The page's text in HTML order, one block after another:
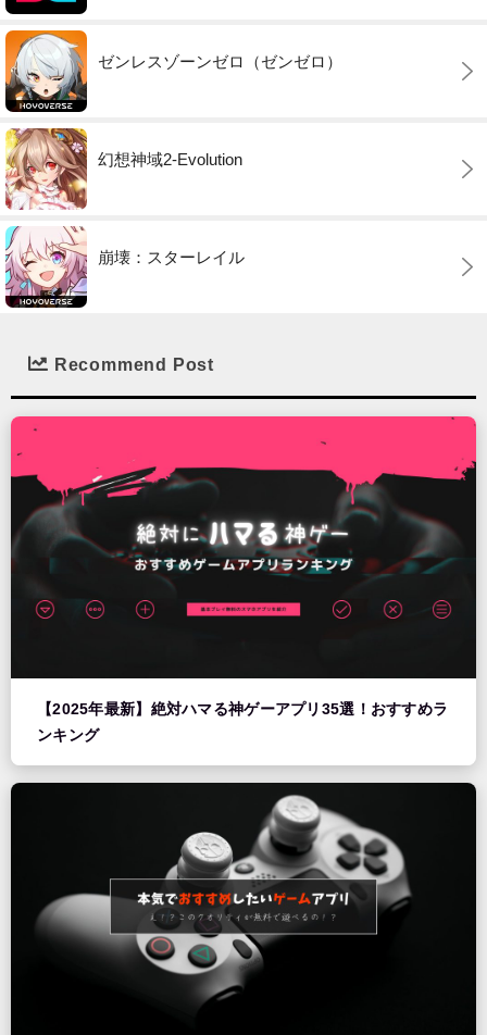
ゼンレスゾーンゼロ（ゼンゼロ）
幻想神域2-Evolution
崩壊：スターレイル
Recommend Post
【2025年最新】絶対ハマる神ゲーアプリ35選！おすすめラ
ンキング